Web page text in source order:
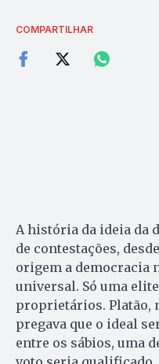
COMPARTILHAR
A história da ideia da
de contestações,
origem a democracia
universal. Só uma
proprietários. Platão,
pregava que o ideal
entre os sábios, uma